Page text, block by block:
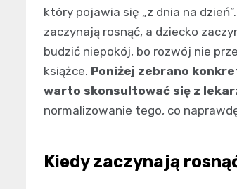
który pojawia się „z dnia na
zaczynają rosnąć, a dziecko
budzić niepokój, bo rozwój nie
książce. Poniżej zebrano
warto skonsultować się z
normalizowanie tego, co
Kiedy zaczynają